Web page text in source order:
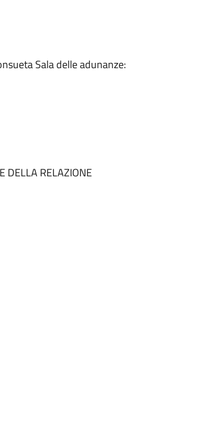
Sala delle adunanze:
DELLA RELAZIONE